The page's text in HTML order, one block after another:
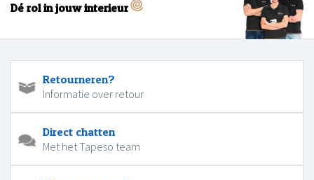
Dé rol in jouw interieur
Retourneren?
Informatie over retour
Direct chatten
Met het Tapeso team